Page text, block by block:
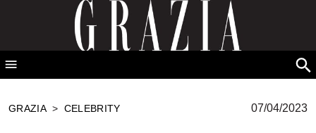
GRAZIA Srbija
GRAZIA > CELEBRITY 07/04/2023